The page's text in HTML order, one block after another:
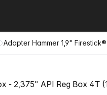
Adapter Hammer 1,9"